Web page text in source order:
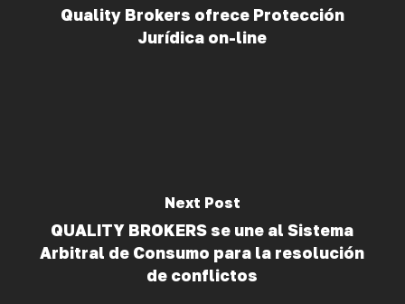
Quality Brokers ofrece Protección
Jurídica on-line
Next Post
QUALITY BROKERS se une al Sistema
Arbitral de Consumo para la resolución
de conflictos